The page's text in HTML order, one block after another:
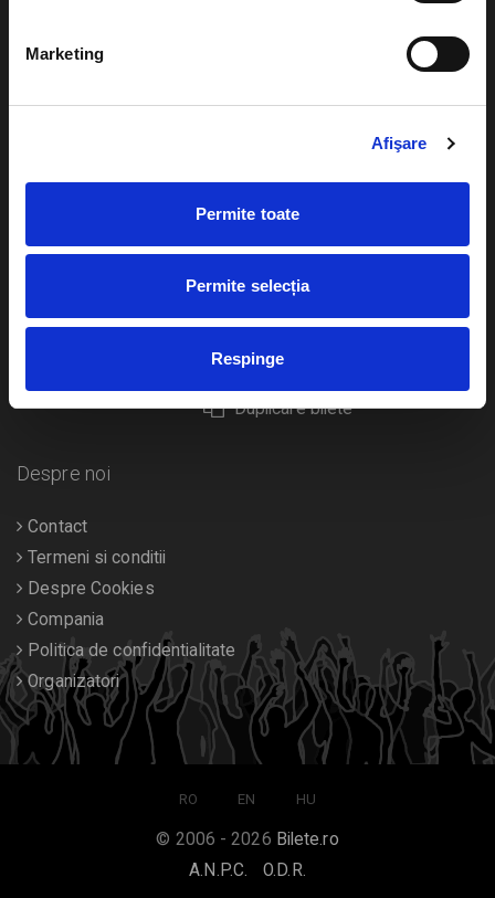
Marketing
Afişare
Permite toate
Permite selecția
Respinge
Plata online sau cash
eBilet printat acasa
Livrare prin curier
Returnare bilete
Duplicare bilete
Evenimente
festivaluri
Pentru copii
Despre noi
Contact
Termeni si conditii
Despre Cookies
Compania
Politica de confidentialitate
Organizatori
RO EN HU
© 2006 - 2026 Bilete.ro
A.N.P.C.
O.D.R.